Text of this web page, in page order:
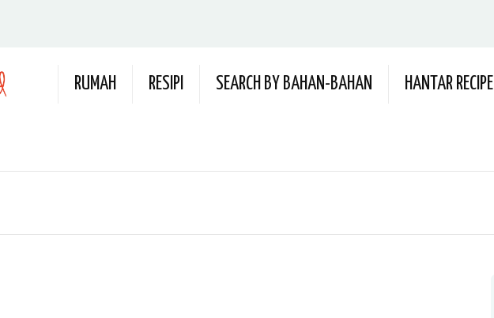
RUMAH RESIPI SEARCH BY BAHAN-BAHAN HANTAR RECIPE